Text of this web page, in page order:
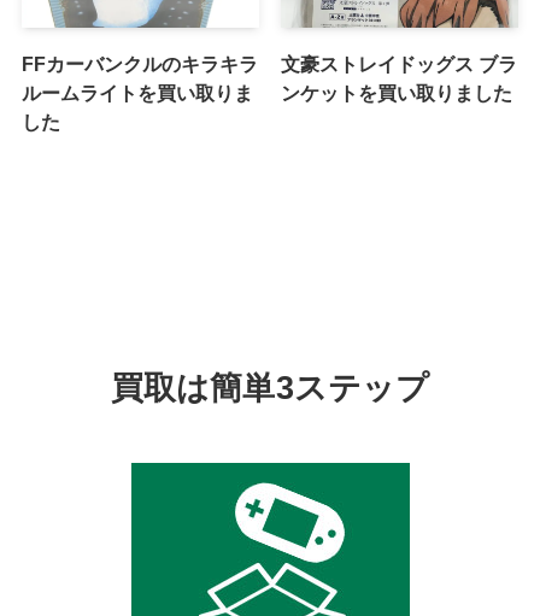
FFカーバンクルのキラキラ
ルームライトを買い取りま
した
文豪ストレイドッグス ブラ
ンケットを買い取りました
買取は簡単3ステップ